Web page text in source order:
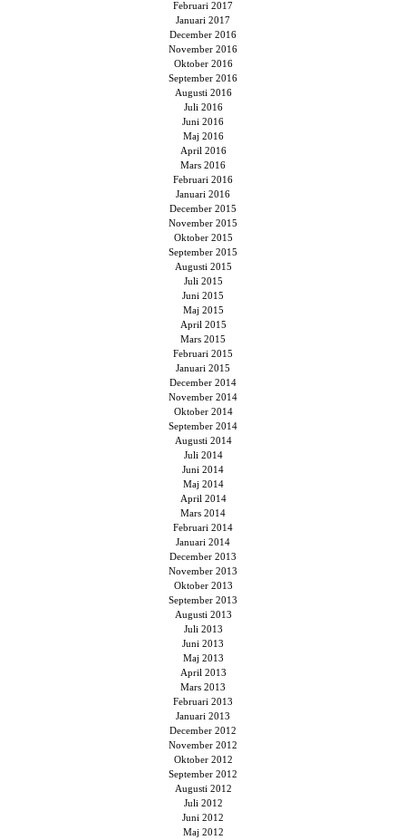
Februari 2017
Januari 2017
December 2016
November 2016
Oktober 2016
September 2016
Augusti 2016
Juli 2016
Juni 2016
Maj 2016
April 2016
Mars 2016
Februari 2016
Januari 2016
December 2015
November 2015
Oktober 2015
September 2015
Augusti 2015
Juli 2015
Juni 2015
Maj 2015
April 2015
Mars 2015
Februari 2015
Januari 2015
December 2014
November 2014
Oktober 2014
September 2014
Augusti 2014
Juli 2014
Juni 2014
Maj 2014
April 2014
Mars 2014
Februari 2014
Januari 2014
December 2013
November 2013
Oktober 2013
September 2013
Augusti 2013
Juli 2013
Juni 2013
Maj 2013
April 2013
Mars 2013
Februari 2013
Januari 2013
December 2012
November 2012
Oktober 2012
September 2012
Augusti 2012
Juli 2012
Juni 2012
Maj 2012